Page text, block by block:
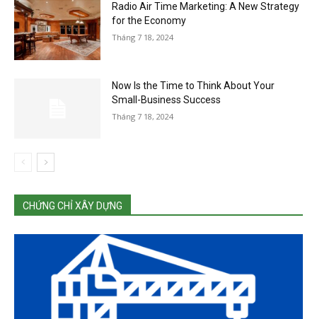
Radio Air Time Marketing: A New Strategy
for the Economy
Tháng 7 18, 2024
Now Is the Time to Think About Your
Small-Business Success
Tháng 7 18, 2024
CHỨNG CHỈ XÂY DỰNG